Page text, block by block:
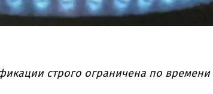
строго ограничена по времени